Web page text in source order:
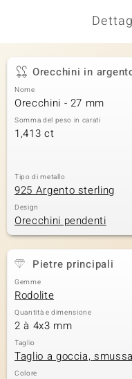
Orecchini in
Nome
Orecchini - 27 mm
Somma del peso in carati
1,413 ct
Tipo di metallo
925 Argento sterling
Design
Orecchini pendenti
Pietre principali
Gemme
Rodolite
Quantità e dimensione
2 à 4x3 mm
Taglio
Taglio a goccia,
Colore